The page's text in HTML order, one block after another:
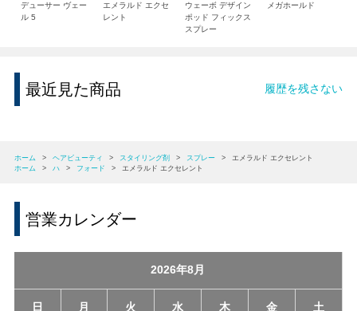
デューサー ヴェー
ル 5
エメラルド エクセ
レント
ウェーボ デザイン
ポッド フィックス
スプレー
メガホールド
最近見た商品 履歴を残さない
ホーム > ヘアビューティ > スタイリング剤 > スプレー >
エメラルド エクセレント
ホーム
> ハ > フォード > エメラルド エクセレント
営業カレンダー
2026年8月
日 月 火 水 木 金 土